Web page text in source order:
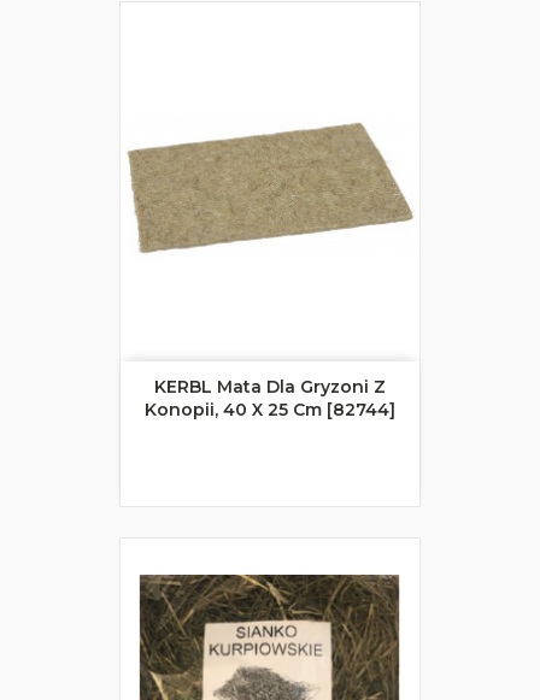
KERBL Mata Dla Gryzoni Z
Konopii, 40 X 25 Cm [82744]